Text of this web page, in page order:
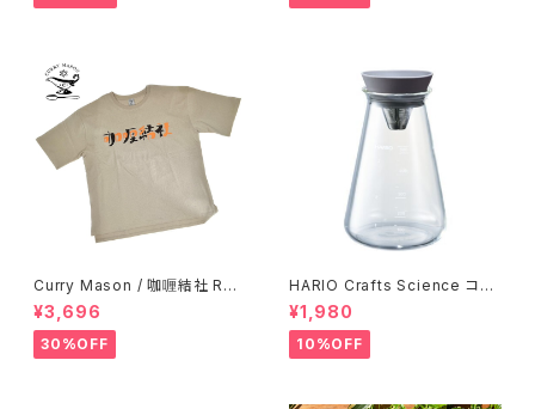
Curry Mason / 咖喱結社 RET
RO T-Shirt
¥3,696
30%OFF
HARIO Crafts Science コニ
カルティーピッチャー 500ml
¥1,980
10%OFF